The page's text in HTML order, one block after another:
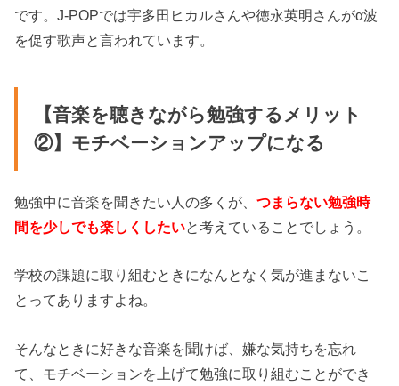
です。J-POPでは宇多田ヒカルさんや徳永英明さんがα波
を促す歌声と言われています。
【音楽を聴きながら勉強するメリット
②】モチベーションアップになる
勉強中に音楽を聞きたい人の多くが、つまらない勉強時
間を少しでも楽しくしたいと考えていることでしょう。
学校の課題に取り組むときになんとなく気が進まないこ
とってありますよね。
そんなときに好きな音楽を聞けば、嫌な気持ちを忘れ
て、モチベーションを上げて勉強に取り組むことができ